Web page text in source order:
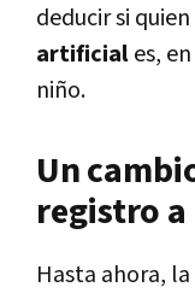
deducir si
artificiales,
niño.
Un
registro
Hasta ahora,